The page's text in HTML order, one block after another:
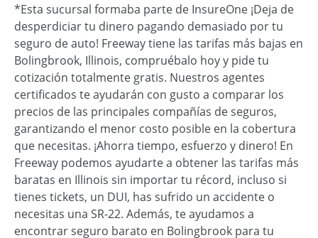
*Esta sucursal formaba parte de InsureOne ¡Deja de
desperdiciar tu dinero pagando demasiado por tu
seguro de auto! Freeway tiene las tarifas más bajas en
Bolingbrook, Illinois, compruébalo hoy y pide tu
cotización totalmente gratis. Nuestros agentes
certificados te ayudarán con gusto a comparar los
precios de las principales compañías de seguros,
garantizando el menor costo posible en la cobertura
que necesitas. ¡Ahorra tiempo, esfuerzo y dinero! En
Freeway podemos ayudarte a obtener las tarifas más
baratas en Illinois sin importar tu récord, incluso si
tienes tickets, un DUI, has sufrido un accidente o
necesitas una SR-22. Además, te ayudamos a
encontrar seguro barato en Bolingbrook para tu